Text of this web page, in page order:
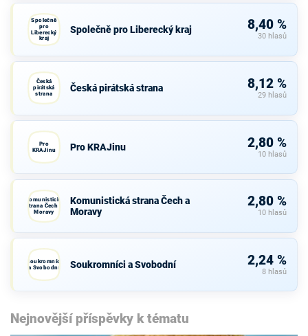
Společně
pro
Liberecký
kraj
Společně pro Liberecký kraj 8,40 %
30 hlasů
Česká
pirátská
strana
Česká pirátská strana 8,12 %
29 hlasů
Pro
KRAJinu
Pro KRAJinu 2,80 %
10 hlasů
Komunistická
strana Čech a
Moravy
Komunistická strana Čech a
Moravy
2,80 %
10 hlasů
Soukromníci
a Svobodní
Soukromníci a Svobodní 2,24 %
8 hlasů
Nejnovější příspěvky k tématu